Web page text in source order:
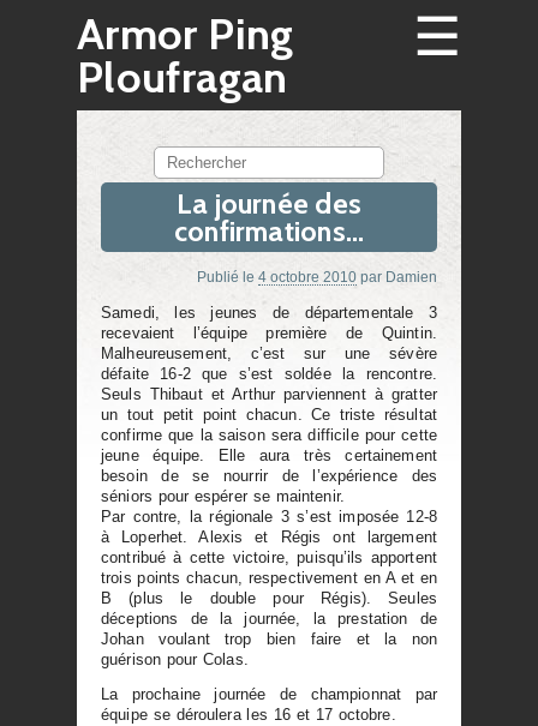
Armor Ping
Ploufragan
☰
Rechercher
La journée des
confirmations…
Publié le 4 octobre 2010 par Damien
Samedi, les jeunes de départementale 3
recevaient l’équipe première de Quintin.
Malheureusement, c’est sur une sévère
défaite 16-2 que s’est soldée la rencontre.
Seuls Thibaut et Arthur parviennent à gratter
un tout petit point chacun. Ce triste résultat
confirme que la saison sera difficile pour cette
jeune équipe. Elle aura très certainement
besoin de se nourrir de l’expérience des
séniors pour espérer se maintenir.
Par contre, la régionale 3 s’est imposée 12-8
à Loperhet. Alexis et Régis ont largement
contribué à cette victoire, puisqu’ils apportent
trois points chacun, respectivement en A et en
B (plus le double pour Régis). Seules
déceptions de la journée, la prestation de
Johan voulant trop bien faire et la non
guérison pour Colas.
La prochaine journée de championnat par
équipe se déroulera les 16 et 17 octobre.